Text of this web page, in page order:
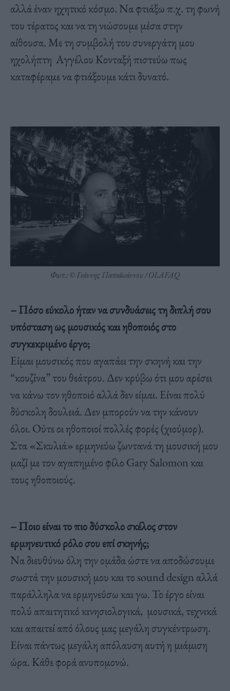
αλλά έναν ηχητικό κόσμο. Να φτιάξω π.χ. τη φωνή
του τέρατος και να τη νιώσουμε μέσα στην
αίθουσα. Με τη συμβολή του συνεργάτη μου
ηχολήπτη Αγγέλου Κονταξή πιστεύω πως
καταφέραμε να φτιάξουμε κάτι δυνατό.
Φωτ.: © Γιάννης Παπαϊωάννου / OLAFAQ
– Πόσο εύκολο ήταν να συνδυάσεις τη διπλή σου
υπόσταση ως μουσικός και ηθοποιός στο
συγκεκριμένο έργο;
Είμαι μουσικός που αγαπάει την σκηνή και την
“κουζίνα” του θεάτρου. Δεν κρύβω ότι μου αρέσει
να κάνω τον ηθοποιό αλλά δεν είμαι. Είναι πολύ
δύσκολη δουλειά. Δεν μπορούν να την κάνουν
όλοι. Ούτε οι ηθοποιοί πολλές φορές (χιούμορ).
Στα «Σκυλιά» ερμηνεύω ζωντανά τη μουσική μου
μαζί με τον αγαπημένο φίλο Gary Salomon και
τους ηθοποιούς.
– Ποιο είναι το πιο δύσκολο σκέλος στον
ερμηνευτικό ρόλο σου επί σκηνής;
Να διευθύνω όλη την ομάδα ώστε να αποδώσουμε
σωστά την μουσική μου και το sound design αλλά
παράλληλα να ερμηνεύσω και γω. Το έργο είναι
πολύ απαιτητικό κινησιολογικά, μουσικά, τεχνικά
και απαιτεί από όλους μας μεγάλη συγκέντρωση.
Είναι πάντως μεγάλη απόλαυση αυτή η μιάμιση
ώρα. Κάθε φορά ανυπομονώ.